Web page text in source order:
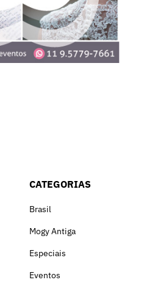
CATEGORIAS
Brasil
Mogy Antiga
Especiais
Eventos